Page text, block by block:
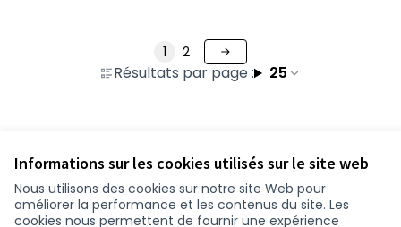
Informations sur les cookies utilisés sur le site web
Nous utilisons des cookies sur notre site Web pour
améliorer la performance et les contenus du site. Les
cookies nous permettent de fournir une expérience
Résultats par page : 25
1 2
Conditions d'utilisation